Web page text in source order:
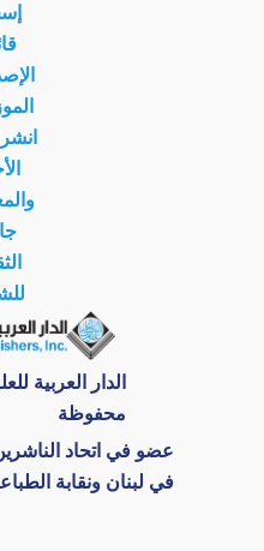
محفوظة
عضو في اتحاد
في لبنان ونقابة